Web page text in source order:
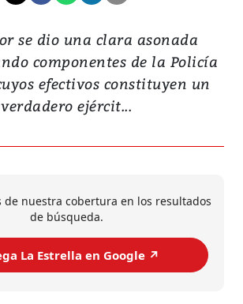
se dio una clara asonada
componentes de la Policía
efectivos constituyen un
verdadero ejércit...
de nuestra cobertura en los resultados
de búsqueda.
La Estrella en Google ↗️